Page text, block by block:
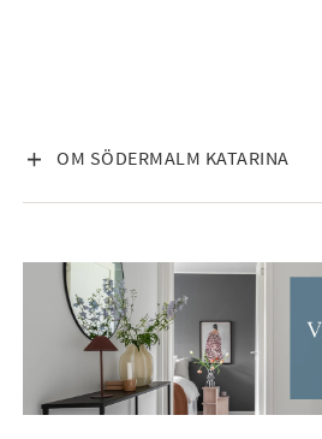
OM SÖDERMALM KATARINA
VISA INNEHÅLL